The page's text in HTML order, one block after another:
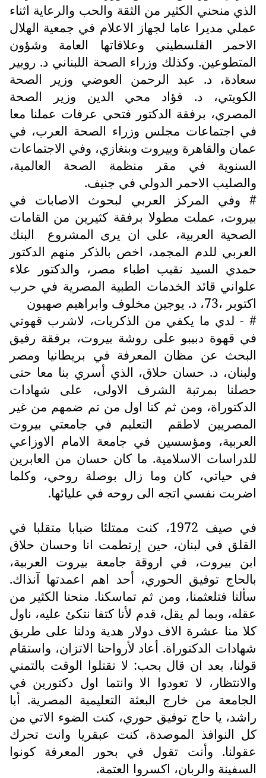
الذي منحني الكثير من الثقة والحب والرعاية اثناء
عملي مديرا عاما لجهاز الاعلام في جمعية الهلال
الاحمر الفلسطيني وعلاقاتها العامة وشؤون
المتطوعين. وكذلك وزراء الصحة اللبناني د. روبير
سعادة، د. عبد الرحمن العوضي وزير الصحة
الكويتي، د. فؤاد محي الدين وزير الصحة
المصري، برفقة الدكتور فتحي عرفات عملنا معا
في اجتماعات مجلس وزراء الصحة العرب، في
عمان والقاهرة وبيروت وبنغازي، وفي الاجتماعات
السنوية في مقر منظمة الصحة العالمية،
والصليب الاحمر الدولي في جنيف.
# وفي المركز العربي لبحوث الاصابات في
بيروت، عملت مطولا برفقة كثيرين من القامات
الصحية العربية، على ان يرى المشروع
البنك
العربي للدم المجمد، اخص بالذكر منهم الدكتور
حمدي السيد نقيب اطباء مصر، والدكتور علاء
علواني قائد الخدمات الطبية المصرية في حرب
اكتوبر ،73، د. يوجين مخلوف وابراهيم صهيون
# - لدي ما يكفي من الذكريات، لاشرب قهوتي
في قهوة دبيبو على روشة بيروت، برفقة رفيق
البحث عن مظان المعرفة في بريطانيا ومصر
ولبنان، د. حسان حلاق، الذي أسري بنا معا حتى
حصلنا بمرتبة الشرف الاولى، على شهادات
الدكتوراة، ومن ثم كنا اول من تم ضمهم من غير
المصريين لاطقم
التعليم في جامعتي بيروت
العربية، ومؤسسين في جامعة الامام الاوزاعي
للدراسات الاسلامية. ما كان حسان من العابرين
في حياتي، كان وما زال بوصلة روحي، وكلما
اضربت نفسي اتجه الى روحه في عليائها.
في صيف 1972، كنت ممتلئا ضبابا متقلبا في
القلق في لبنان، حين إرتطمت انا وحسان حلاق
ابن بيروت، في اروقة جامعة بيروت العربية،
بالحاج توفيق الحوري، أحد اهم اعمدتها آنذاك.
سألنا فتلعثمنا، ومن ثم تماسكنا. منحنا الكثير من
عقله، وبما لم يقل، قدم لأنا كتفا نتكئ عليه، ناول
كلا منا عشرة الاف دولار هدية ودلنا على طريق
شهادات الدكتوراة. أعاد لأرواحنا الاتزان، واستقام
قولنا، بعد ان قال بحب: لا تقتلوا الوقت بالتمني
والانتظار، لا تعودوا الا وانتما اول دكتورين في
الجامعة من خارج البعثة التعليمية المصرية. أبا
راشد، يا حاج توفيق حوري، كنت الضوء الاتي من
كل النوافذ الموصدة، كنت عبقريا وانت تحرك
عقولنا. وأنت تقول في بحور المعرفة كونوا
السفينة والربان، اكسروا العتمة.